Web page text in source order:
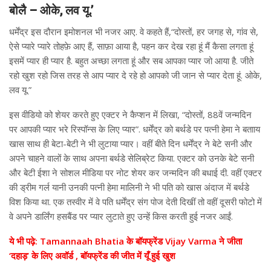
बोलै – ओके, लव यू.’
धर्मेंद्र इस दौरान इमोशनल भी नजर आए. वे कहते हैं,“दोस्तों, हर जगह से, गांव से,
ऐसे प्यारे प्यारे तोहफ़े आए हैं, साफ़ा आया है, पहन कर देख रहा हूं मैं कैसा लगता हूं
इसमें प्यार ही प्यार है. बहुत अच्छा लगता हूं और सब आपका प्यार जो आया है. जीते
रहो खुश रहो जिस तरह से आप प्यार दे रहे हो आपको जी जान से प्यार देता हूं. ओके,
लव यू.”
इस वीडियो को शेयर करते हुए एक्टर ने कैप्शन में लिखा, “दोस्तों, 88वें जन्मदिन
पर आपकी प्यार भरे रिस्पॉन्स के लिए प्यार”. धर्मेंद्र को बर्थडे पर पत्नी हेमा ने बतााय
खास साथ ही बेटा-बेटी ने भी लुटाया प्यार। वहीं बीते दिन धर्मेंद्र ने बेटे सनी और
अपने चाहने वालों के साथ अपना बर्थडे सेलिब्रेट किया. एक्टर को उनके बेटे सनी
और बेटी ईशा ने सोशल मीडिया पर नोट शेयर कर जन्मदिन की बधाई दी. वहीं एक्टर
की ड्रीम गर्ल यानी उनकी पत्नी हेमा मालिनी ने भी पति को खास अंदाज में बर्थडे
विश किया था. एक तस्वीर में वे पति धर्मेंद्र संग पोज देती दिखीं तो वहीं दूसरी फोटो में
वे अपने डार्लिंग हसबैंड पर प्यार लुटाते हुए उन्हें किस करती हुई नजर आईं.
ये भी पढ़े: Tamannaah Bhatia के बॉयफ्रेंड Vijay Varma ने जीता
‘दहाड़’ के लिए अवॉर्ड , बॉयफ्रेंड की जीत में यूँ हुई खुश